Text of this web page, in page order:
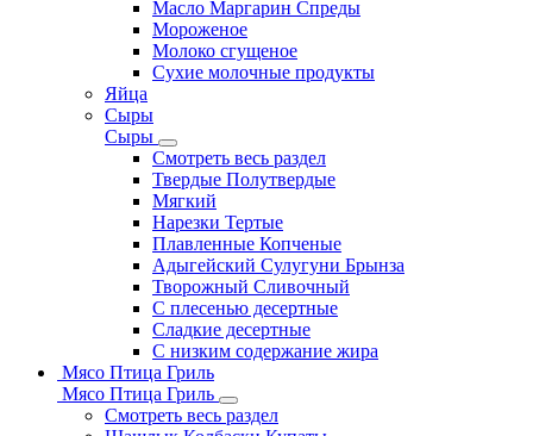
Масло Маргарин Спреды
Мороженое
Молоко сгущеное
Сухие молочные продукты
Яйца
Сыры
Сыры
Смотреть весь раздел
Твердые Полутвердые
Мягкий
Нарезки Тертые
Плавленные Копченые
Адыгейский Сулугуни Брынза
Творожный Сливочный
С плесенью десертные
Сладкие десертные
С низким содержание жира
Мясо Птица Гриль
Мясо Птица Гриль
Смотреть весь раздел